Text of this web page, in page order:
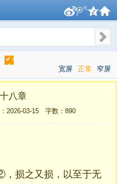
宽屏 正常 窄屏
八章
2026-03-15 字数： 890
损之又损，以至于无